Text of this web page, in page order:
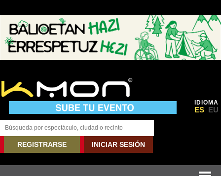
IDIOMA
ES EU
REGISTRARSE INICIAR SESIÓN